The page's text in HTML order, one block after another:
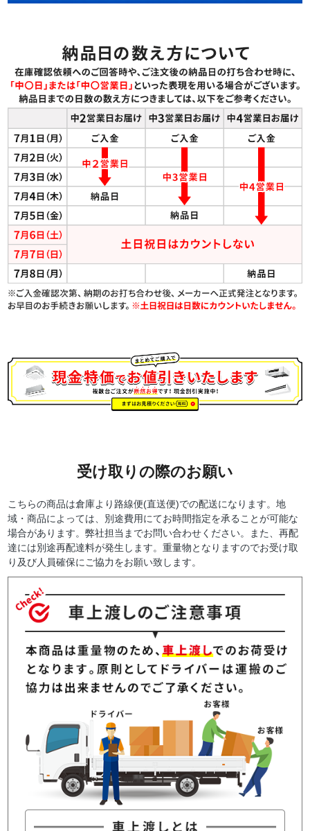
受け取りの際のお願い
こちらの商品は倉庫より路線便(直送便)での配送になります。地
域・商品によっては、別途費用にてお時間指定を承ることが可能な
場合があります。弊社担当までお問い合わせください。また、再配
達には別途再配達料が発生します。重量物となりますのでお受け取
り及び人員確保にご協力をお願い致します。